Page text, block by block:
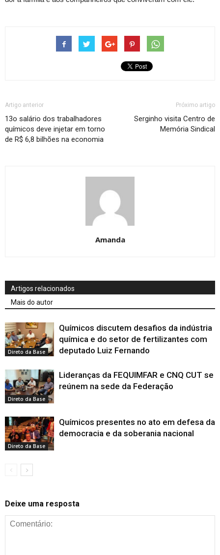
Artigo anterior
13o salário dos trabalhadores
químicos deve injetar em torno
de R$ 6,8 bilhões na economia
Próximo artigo
Serginho visita Centro de
Memória Sindical
Amanda
Artigos relacionados
Mais do autor
Direto da Base
Químicos discutem desafios da indústria
química e do setor de fertilizantes com
deputado Luiz Fernando
Direto da Base
Lideranças da FEQUIMFAR e CNQ CUT se
reúnem na sede da Federação
Direto da Base
Químicos presentes no ato em defesa da
democracia e da soberania nacional
Deixe uma resposta